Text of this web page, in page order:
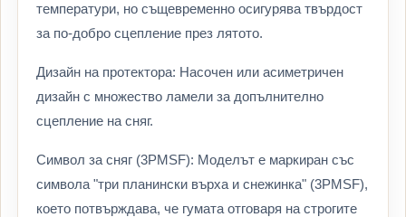
температури, но същевременно осигурява твърдост
за по-добро сцепление през лятото.
Дизайн на протектора: Насочен или асиметричен
дизайн с множество ламели за допълнително
сцепление на сняг.
Символ за сняг (3PMSF): Моделът е маркиран със
символа "три планински върха и снежинка" (3PMSF),
което потвърждава, че гумата отговаря на строгите